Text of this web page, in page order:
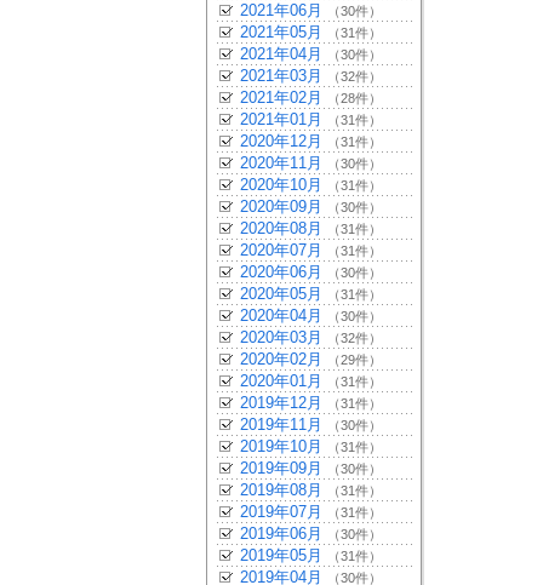
2021年06月 （30件）
2021年05月 （31件）
2021年04月 （30件）
2021年03月 （32件）
2021年02月 （28件）
2021年01月 （31件）
2020年12月 （31件）
2020年11月 （30件）
2020年10月 （31件）
2020年09月 （30件）
2020年08月 （31件）
2020年07月 （31件）
2020年06月 （30件）
2020年05月 （31件）
2020年04月 （30件）
2020年03月 （32件）
2020年02月 （29件）
2020年01月 （31件）
2019年12月 （31件）
2019年11月 （30件）
2019年10月 （31件）
2019年09月 （30件）
2019年08月 （31件）
2019年07月 （31件）
2019年06月 （30件）
2019年05月 （31件）
2019年04月 （30件）